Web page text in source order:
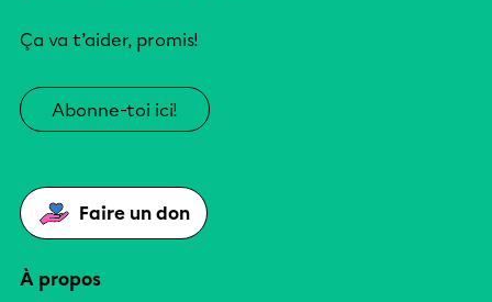
Ça va t’aider, promis!
Abonne-toi ici!
Faire un don
À propos